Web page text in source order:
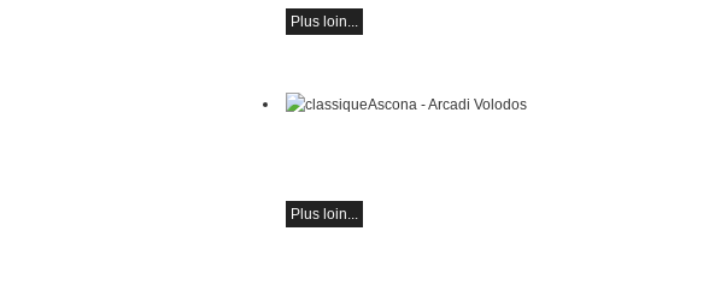
Plus loin...
Plus loin...